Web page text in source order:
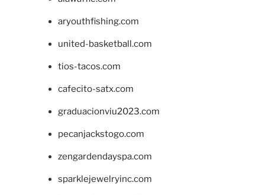
aryouthfishing.com
united-basketball.com
tios-tacos.com
cafecito-satx.com
graduacionviu2023.com
pecanjackstogo.com
zengardendayspa.com
sparklejewelryinc.com